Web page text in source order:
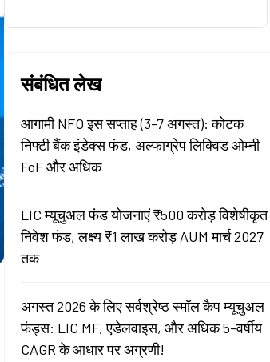
संबंधित लेख
आगामी NFO इस सप्ताह (3-7 अगस्त): कोटक
निफ्टी बैंक इंडेक्स फंड, अल्फाग्रेप लिक्विड ओम्नी
FoF और अधिक
LIC म्यूचुअल फंड योजनाएं ₹500 करोड़ विशेषीकृत
निवेश फंड, लक्ष्य ₹1 लाख करोड़ AUM मार्च 2027
तक
अगस्त 2026 के लिए सर्वश्रेष्ठ स्मॉल कैप म्यूचुअल
फंड्स: LIC MF, एडेलवाइस, और अधिक 5-वर्षीय
CAGR के आधार पर अग्रणी!